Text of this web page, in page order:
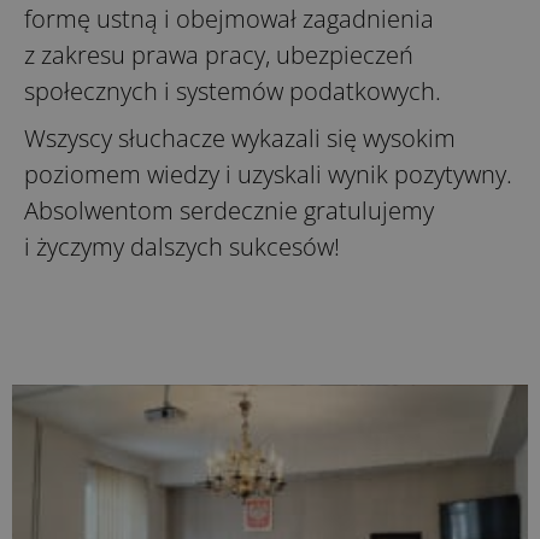
formę ustną i obejmował zagadnienia
z zakresu prawa pracy, ubezpieczeń
społecznych i systemów podatkowych.
Wszyscy słuchacze wykazali się wysokim
poziomem wiedzy i uzyskali wynik pozytywny.
Absolwentom serdecznie gratulujemy
i życzymy dalszych sukcesów!